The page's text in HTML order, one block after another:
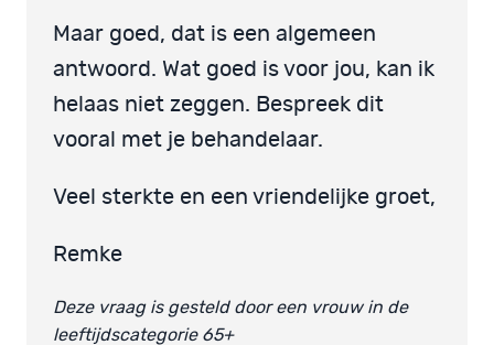
Maar goed, dat is een algemeen
antwoord. Wat goed is voor jou, kan ik
helaas niet zeggen. Bespreek dit
vooral met je behandelaar.
Veel sterkte en een vriendelijke groet,
Remke
Deze vraag is gesteld door een vrouw in de
leeftijdscategorie 65+